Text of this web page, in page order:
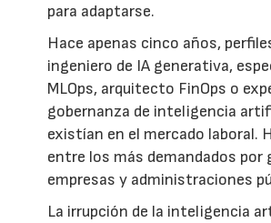
para adaptarse.
Hace apenas cinco años,
ingeniero de IA generativa,
MLOps, arquitecto FinOps o
gobernanza de inteligencia
existían en el mercado laboral.
entre los más demandados por
empresas y administraciones
La irrupción de la inteligencia